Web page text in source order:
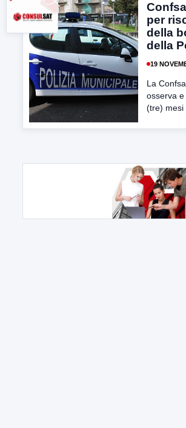
per
della
della
19
La
osserva e
(tre) mesi